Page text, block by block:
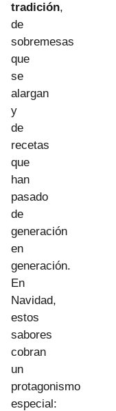
tradición,
de
sobremesas
que
se
alargan
y
de
recetas
que
han
pasado
de
generación
en
generación.
En
Navidad,
estos
sabores
cobran
un
protagonismo
especial: